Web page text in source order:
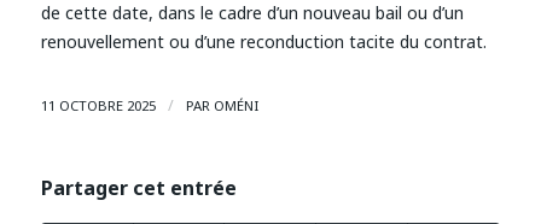
de cette date, dans le cadre d’un nouveau bail ou d’un
renouvellement ou d’une reconduction tacite du contrat.
11 OCTOBRE 2025 / PAR OMÉNI
Partager cet entrée